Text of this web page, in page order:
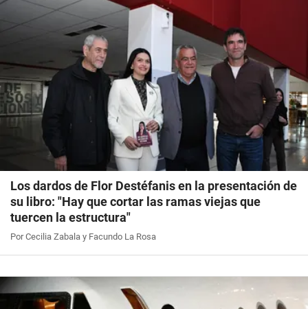
Los dardos de Flor Destéfanis en la presentación de
su libro: "Hay que cortar las ramas viejas que
tuercen la estructura"
Por Cecilia Zabala y Facundo La Rosa